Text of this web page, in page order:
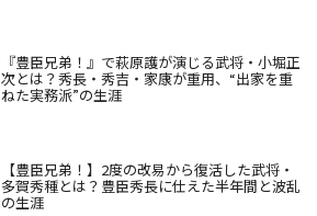
『豊臣兄弟！』で萩原護が演じる武将・小堀正
次とは？秀長・秀吉・家康が重用、“出家を重
ねた実務派”の生涯
【豊臣兄弟！】2度の改易から復活した武将・
多賀秀種とは？豊臣秀長に仕えた半年間と波乱
の生涯